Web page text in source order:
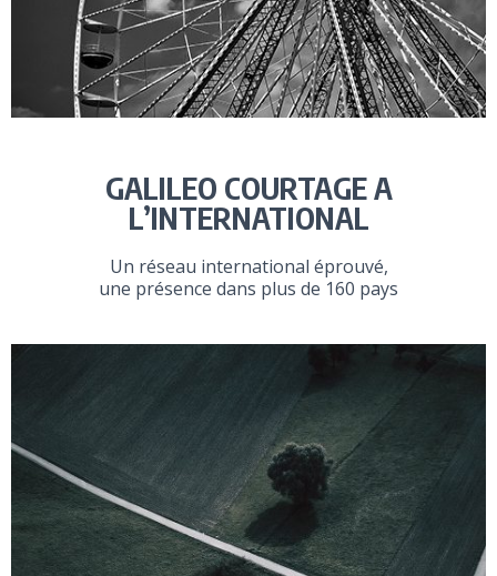
GALILEO COURTAGE A
L’INTERNATIONAL
Un réseau international éprouvé,
une présence dans plus de 160 pays